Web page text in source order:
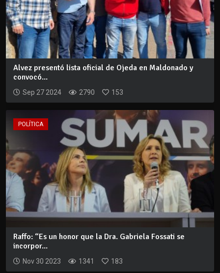
Alvez presentó lista oficial de Ojeda en Maldonado y
convocó...
Sep 27 2024 2790 153
POLÍTICA
Raffo: “Es un honor que la Dra. Gabriela Fossati se
incorpor...
Nov 30 2023 1341 183